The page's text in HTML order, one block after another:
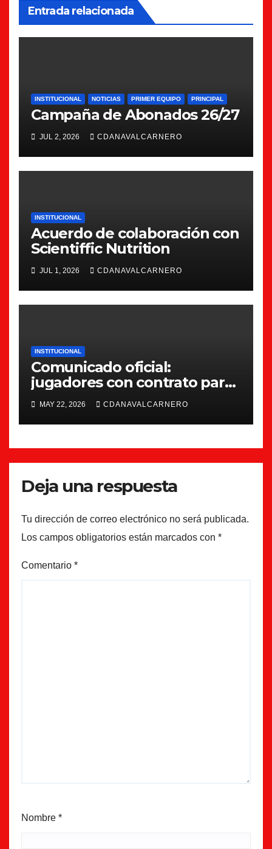
Entrada relacionada
INSTITUCIONAL NOTICIAS PRIMER EQUIPO PRINCIPAL
Campaña de Abonados 26/27
JUL 2, 2026 CDANAVALCARNERO
INSTITUCIONAL
Acuerdo de colaboración con
Scientiffic Nutrition
JUL 1, 2026 CDANAVALCARNERO
INSTITUCIONAL
Comunicado oficial:
jugadores con contrato para
la 26/27
MAY 22, 2026 CDANAVALCARNERO
Deja una respuesta
Tu dirección de correo electrónico no será publicada.
Los campos obligatorios están marcados con *
Comentario *
Nombre *